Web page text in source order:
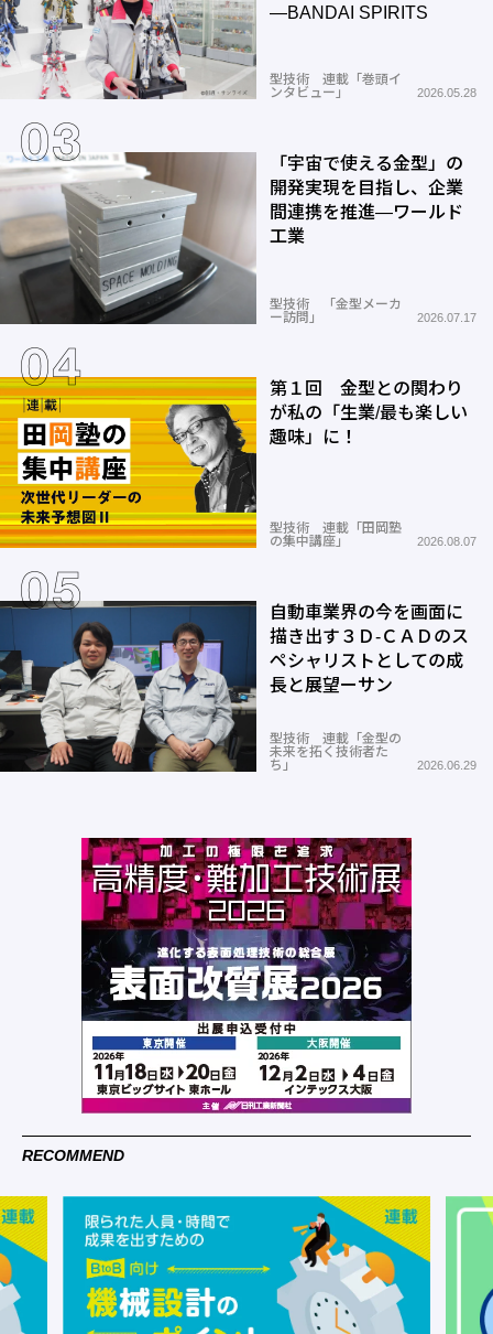
―BANDAI SPIRITS
型技術 連載「巻頭イ
ンタビュー」
2026.05.28
「宇宙で使える金型」の
開発実現を目指し、企業
間連携を推進―ワールド
工業
型技術 「金型メーカ
ー訪問」
2026.07.17
第１回 金型との関わり
が私の「生業/最も楽しい
趣味」に！
型技術 連載「田岡塾
の集中講座」
2026.08.07
自動車業界の今を画面に
描き出す３Ｄ-ＣＡＤのス
ペシャリストとしての成
長と展望ーサン
型技術 連載「金型の
未来を拓く技術者た
ち」
2026.06.29
RECOMMEND